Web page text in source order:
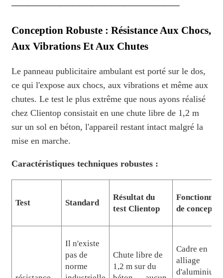
──────────────────────────
Conception Robuste : Résistance Aux Chocs,
Aux Vibrations Et Aux Chutes
Le panneau publicitaire ambulant est porté sur le dos,
ce qui l'expose aux chocs, aux vibrations et même aux
chutes. Le test le plus extrême que nous ayons réalisé
chez Clientop consistait en une chute libre de 1,2 m
sur un sol en béton, l'appareil restant intact malgré la
mise en marche.
Caractéristiques techniques robustes :
Test Standard
Résultat du
test Clientop
de
Il n'existe
pas de
norme
Chute libre de
1,2 m sur du
Cadre en
alliage
d'aluminium